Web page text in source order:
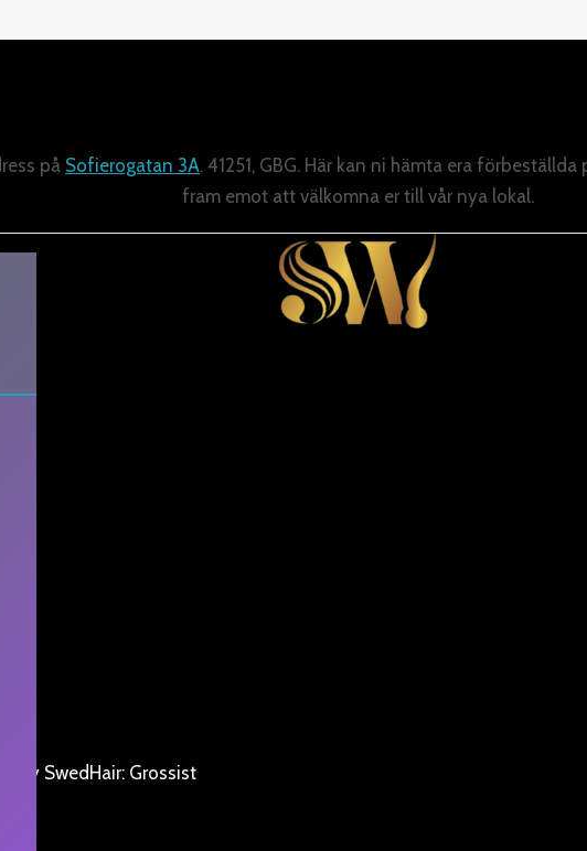
på Sofierogatan 3A. 41251, GBG. Här kan ni hämta era
fram emot att välkomna er till vår nya lokal.
by SwedHair: Grossist